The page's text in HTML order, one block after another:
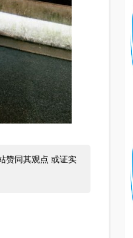
赞同其观点 或证实